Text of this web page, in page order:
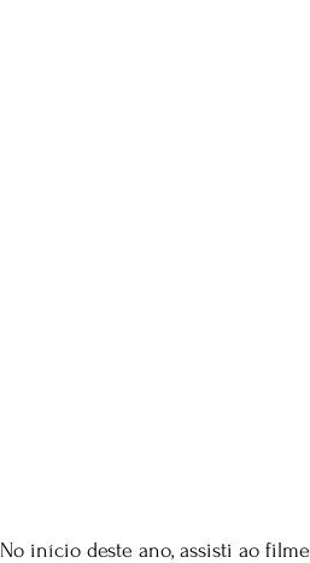
No início deste ano, assisti ao filme